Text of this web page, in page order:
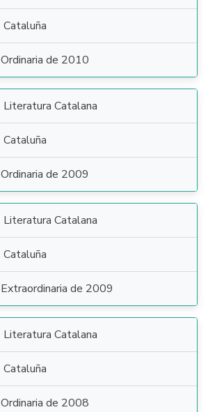
Cataluña
Ordinaria de 2010
Literatura Catalana
Cataluña
Ordinaria de 2009
Literatura Catalana
Cataluña
Extraordinaria de 2009
Literatura Catalana
Cataluña
Ordinaria de 2008